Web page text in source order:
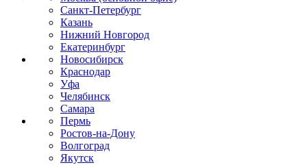
Санкт-Петербург
Казань
Нижний Новгород
Екатеринбург
Новосибирск
Краснодар
Уфа
Челябинск
Самара
Пермь
Ростов-на-Дону
Волгоград
Якутск